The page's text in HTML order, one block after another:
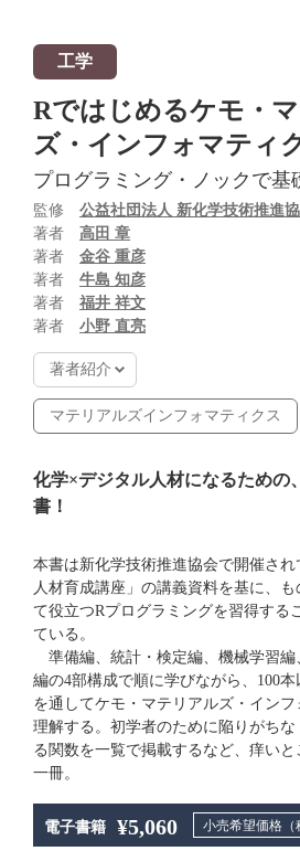
工学
Rではじめるケモ・
ズ・インフォマティ
プログラミング・ノックで基
監修 公益社団法人 新化学技術推進
著者 高田 章
著者 金谷 重彦
著者 牛島 知彦
著者 福井 祥文
著者 小野 直亮
著者紹介
マテリアルズインフォマティクス
化学×デジタル人材になるための
書！
本書は新化学技術推進協会で開催さ
人材育成講座」の講義資料を基に、
て役立つRプログラミングを習得する
ている。
準備編、統計・検定編、機械学習編
編の4部構成で順に学びながら、100
を通してケモ・マテリアルズ・イン
理解する。初学者のために陥りがち
る関数を一覧で掲載するなど、痒い
一冊。
電子書籍 ¥5,060 小売希望価格（